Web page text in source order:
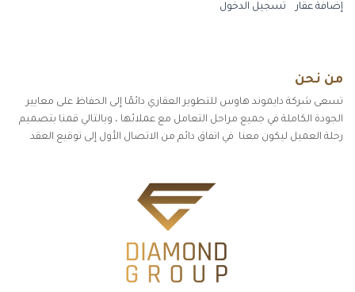
إضافة عقار تسجيل الدخول
من نحن
تسعى شركة دايموند هاوس للتطوير العقاري دائمًا إلى الحفاظ على معايير
الجودة الكاملة في جميع مراحل التعامل مع عملائها ، وبالتالي قمنا بتصميم
رحلة العميل ليكون معنا في اتفاق دائم من الاتصال الأول إلى توقيع العقد